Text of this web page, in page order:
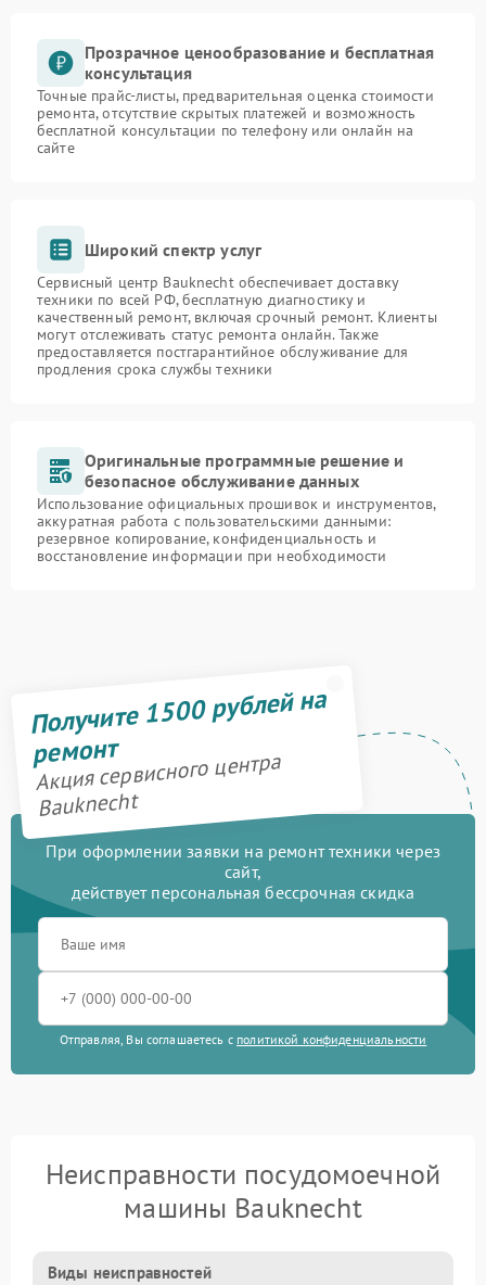
Прозрачное ценообразование и бесплатная
консультация
Точные прайс-листы, предварительная оценка стоимости
ремонта, отсутствие скрытых платежей и возможность
бесплатной консультации по телефону или онлайн на
сайте
Широкий спектр услуг
Сервисный центр Bauknecht обеспечивает доставку
техники по всей РФ, бесплатную диагностику и
качественный ремонт, включая срочный ремонт. Клиенты
могут отслеживать статус ремонта онлайн. Также
предоставляется постгарантийное обслуживание для
продления срока службы техники
Оригинальные программные решение и
безопасное обслуживание данных
Использование официальных прошивок и инструментов,
аккуратная работа с пользовательскими данными:
резервное копирование, конфиденциальность и
восстановление информации при необходимости
Получите 1500 рублей на
ремонт
Акция сервисного центра
Bauknecht
При оформлении заявки на ремонт техники через
сайт,
действует персональная бессрочная скидка
Отправляя, Вы соглашаетесь с политикой конфиденциальности
Неисправности посудомоечной
машины Bauknecht
Виды неисправностей